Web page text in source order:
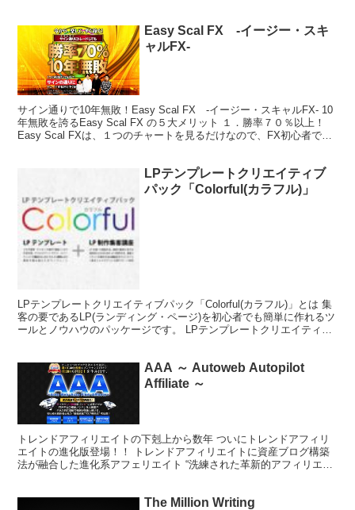
Easy Scal FX -イージー・スキ
ャルFX-
サイン通りで10年無敗！Easy Scal FX -イージー・スキャルFX- 10
年無敗を誇るEasy Scal FX の５大メリット １．勝率７０％以上！
Easy Scal FXは、１つのチャートを見るだけなので、FX初心者でも
LPテンプレートクリエイティブ
パック「Colorful(カラフル)」
LPテンプレートクリエイティブパック「Colorful(カラフル)」とは 集
客の要であるLP(ランディング・ページ)を初心者でも簡単に作れるツ
ールとノウハウのパッケージです。 LPテンプレートクリエイティブ
AAA ～ Autoweb Autopilot
Affiliate ～
トレンドアフィリエイトの下剋上から数年 ついにトレンドアフィリ
エイトの進化版登場！！ トレンドアフィリエイトに資産ブログ構築
法が融合した進化系アフェリエイト “洗練された革新的アフィリエイ
The Million Writing